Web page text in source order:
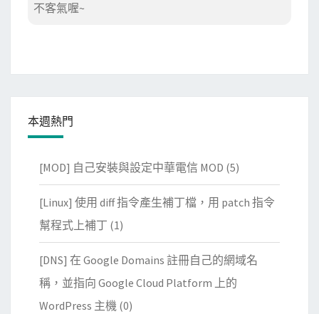
不客氣喔~
本週熱門
[MOD] 自己安裝與設定中華電信 MOD (5)
[Linux] 使用 diff 指令產生補丁檔，用 patch 指令
幫程式上補丁 (1)
[DNS] 在 Google Domains 註冊自己的網域名
稱，並指向 Google Cloud Platform 上的
WordPress 主機 (0)